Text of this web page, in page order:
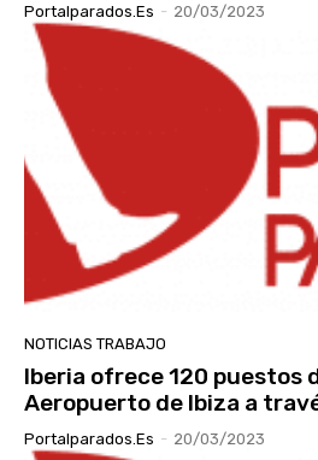
Portalparados.es - 20/03/2023
NOTICIAS TRABAJO
Iberia ofrece 120 puestos
Aeropuerto de Ibiza a
Portalparados.es - 20/03/2023